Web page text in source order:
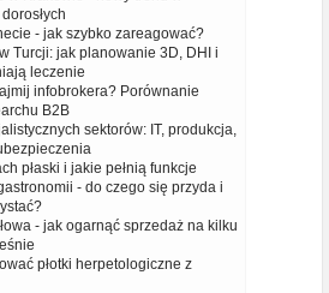
- jak szybko zareagować?
Turcji: jak planowanie 3D, DHI i
leczenie
infobrokera? Porównanie
B2B
sektorów: IT, produkcja,
płaski i jakie pełnią funkcje
- do czego się przyda i
- jak ogarnąć sprzedaż na kilku
płotki herpetologiczne z